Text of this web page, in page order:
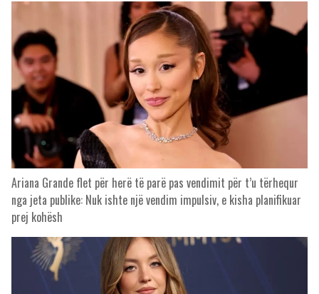
Ariana Grande flet për herë të parë pas vendimit për t’u tërhequr
nga jeta publike: Nuk ishte një vendim impulsiv, e kisha planifikuar
prej kohësh